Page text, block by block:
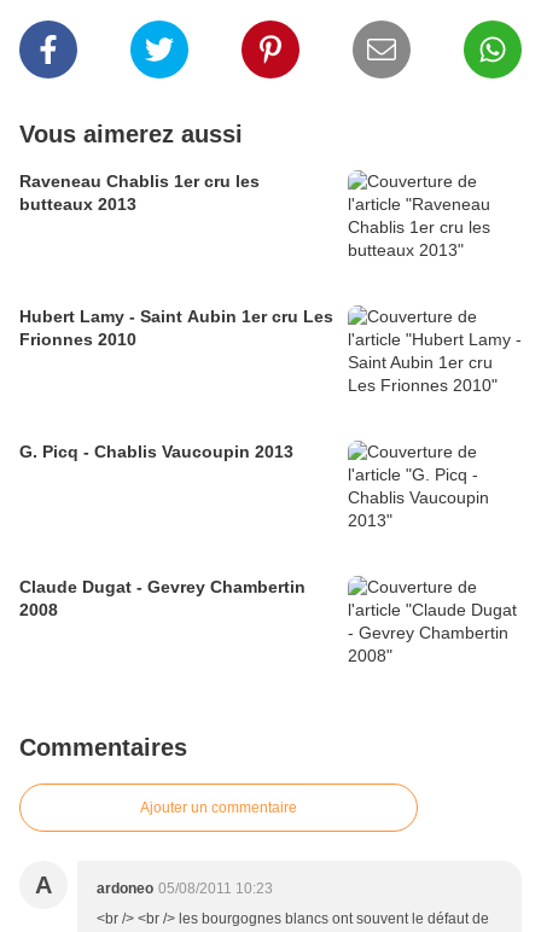
Vous aimerez aussi
Raveneau Chablis 1er cru les
butteaux 2013
Hubert Lamy - Saint Aubin 1er cru Les
Frionnes 2010
G. Picq - Chablis Vaucoupin 2013
Claude Dugat - Gevrey Chambertin
2008
Commentaires
Ajouter un commentaire
A ardoneo 05/08/2011 10:23
<br /> <br /> les bourgognes blancs ont souvent le défaut de